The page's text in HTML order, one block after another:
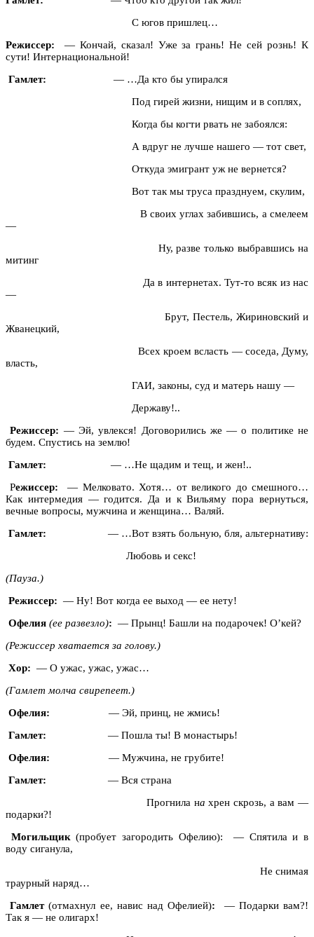
С югов пришлец…
Режиссер: — Кончай, сказал! Уже за грань! Не сей рознь! К
сути! Интернациональной!
Гамлет: — …Да кто бы упирался
Под гирей жизни, нищим и в соплях,
Когда бы когти рвать не забоялся:
А вдруг не лучше нашего — тот свет,
Откуда эмигрант уж не вернется?
Вот так мы труса празднуем, скулим,
В своих углах забившись, а смелеем
—
Ну, разве только выбравшись на
митинг
Да в интернетах. Тут-то всяк из нас
—
Брут, Пестель, Жириновский и
Жванецкий,
Всех кроем всласть — соседа, Думу,
власть,
ГАИ, законы, суд и матерь нашу —
Державу!..
Режиссер: — Эй, увлекся! Договорились же — о политике не
будем. Спустись на землю!
Гамлет:
— …Не щадим и тещ, и жен!..
Режиссер: — Мелковато. Хотя… от великого до смешного…
Как интермедия — годится. Да и к Вильяму пора вернуться,
вечные вопросы, мужчина и женщина… Валяй.
Гамлет: — …Вот взять больную, бля, альтернативу:
Любовь и секс!
(Пауза.)
Режиссер: — Ну! Вот когда ее выход — ее нету!
Офелия (ее развезло): — Прынц! Башли на подарочек! О’кей?
(Режиссер хватается за голову.)
Хор: — О ужас, ужас, ужас…
(Гамлет молча свирепеет.)
Офелия: — Эй, принц, не жмись!
Гамлет: — Пошла ты! В монастырь!
Офелия: — Мужчина, не грубите!
Гамлет: — Вся страна
Прогнила на хрен скрозь, а вам —
подарки?!
Могильщик (пробует загородить Офелию): — Спятила и в
воду сиганула,
Не снимая
траурный наряд…
Гамлет(отмахнул ее, навис над Офелией): — Подарки вам?!
Так я — не олигарх!